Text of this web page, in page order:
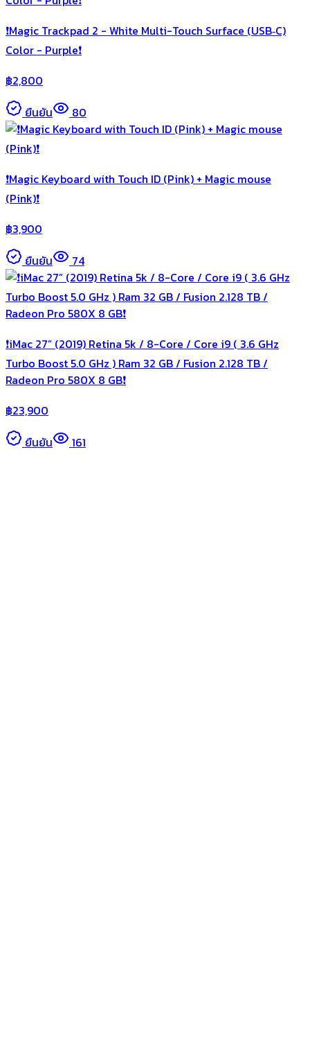
❗️Magic Trackpad 2 - White Multi-Touch Surface (USB‑C)
Color - Purple❗️
฿2,800
ยืนยัน
80
❗️Magic Keyboard with Touch ID (Pink) + Magic mouse
(Pink)❗️
฿3,900
ยืนยัน
74
❗️iMac 27” (2019) Retina 5k / 8-Core / Core i9 ( 3.6 GHz
Turbo Boost 5.0 GHz ) Ram 32 GB / Fusion 2.128 TB /
Radeon Pro 580X 8 GB❗️
฿23,900
ยืนยัน
161